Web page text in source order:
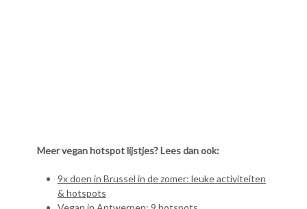
Meer vegan hotspot lijstjes? Lees dan ook:
9x doen in Brussel in de zomer: leuke activiteiten
& hotspots